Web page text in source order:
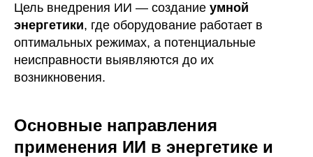
Цель внедрения ИИ — создание умной
энергетики, где оборудование работает в
оптимальных режимах, а потенциальные
неисправности выявляются до их
возникновения.
Основные направления
применения ИИ в энергетике и